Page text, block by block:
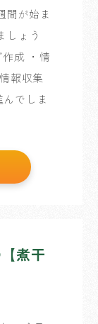
間が始ま
しょう
成 ・情
報収集
でしま
煮干